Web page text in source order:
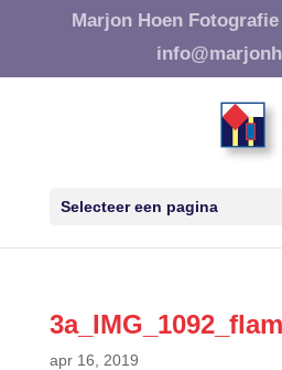
Marjon Hoen Fotografie
Selecteer een pagina
apr 16, 2019